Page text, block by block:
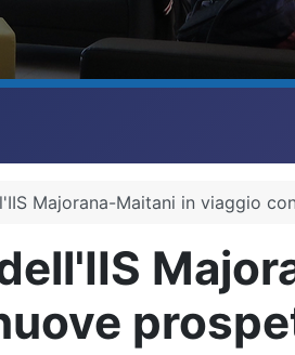
Majorana-Maitani in viaggio